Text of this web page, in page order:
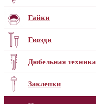
Гайки
Гвозди
Дюбельная техника
Заклепки